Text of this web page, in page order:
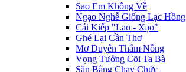
Sao Em Không Về
Ngạo Nghễ Giống Lạc Hồng
Cái Kiếp "Lao - Xạo"
Ghé Lại Cần Thơ
Mơ Duyên Thắm Nồng
Vọng Tưởng Cõi Ta Bà
Săn Bằng Chạy Chức